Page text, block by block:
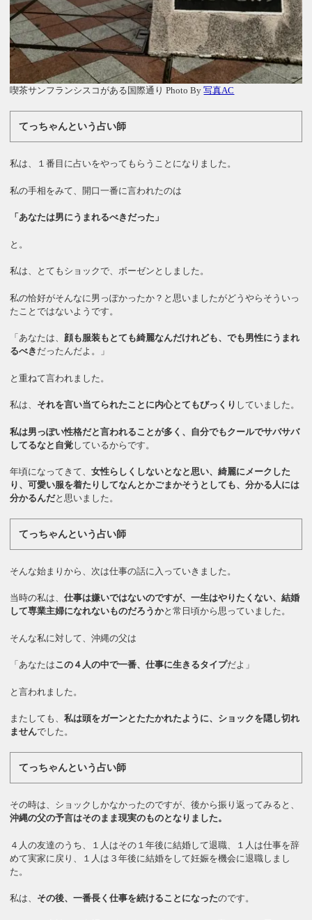
喫茶サンフランシスコがある国際通り Photo By写真AC
てっちゃんという占い師
私は、１番目に占いをやってもらうことになりました。
私の手相をみて、開口一番に言われたのは
「あなたは男にうまれるべきだった」
と。
私は、とてもショックで、ボーゼンとしました。
私の恰好がそんなに男っぽかったか？と思いましたがどうやらそういっ
たことではないようです。
「あなたは、 顔も服装もとても綺麗なんだけれども、でも男性にうまれ
るべき だったんだよ。」
と重ねて言われました。
私は、 それを言い当てられたことに内心とてもびっくり していました。
私は男っぽい性格だと言われることが多く、自分でもクールでサバサバ
してるなと自覚しているからです。
年頃になってきて、女性らしくしないとなと思い、綺麗にメークした
り、可愛い服を着たりしてなんとかごまかそうとしても、分かる人には
分かるんだと思いました。
てっちゃんという占い師
そんな始まりから、次は仕事の話に入っていきました。
当時の私は、仕事は嫌いではないのですが、一生はやりたくない、結婚
して専業主婦になれないものだろうかと常日頃から思っていました。
そんな私に対して、沖縄の父は
「あなたはこの４人の中で一番、仕事に生きるタイプだよ」
と言われました。
またしても、私は頭をガーンとたたかれたように、ショックを隠し切れ
ませんでした。
てっちゃんという占い師
その時は、ショックしかなかったのですが、後から振り返ってみると、
沖縄の父の予言はそのまま現実のものとなりました。
４人の友達のうち、１人はその１年後に結婚して退職、１人は仕事を辞
めて実家に戻り、１人は３年後に結婚をして妊娠を機会に退職しまし
た。
私は、 その後、一番長く仕事を続けることになったのです。